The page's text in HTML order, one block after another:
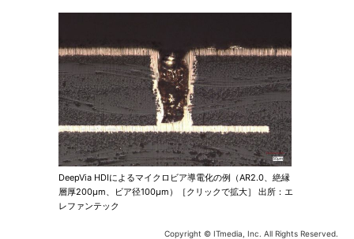
DeepVia HDIによるマイクロビア導電化の例（AR2.0、絶縁
層厚200μm、ビア径100μm）［クリックで拡大］ 出所：エ
レファンテック
Copyright © ITmedia, Inc. All Rights Reserved.